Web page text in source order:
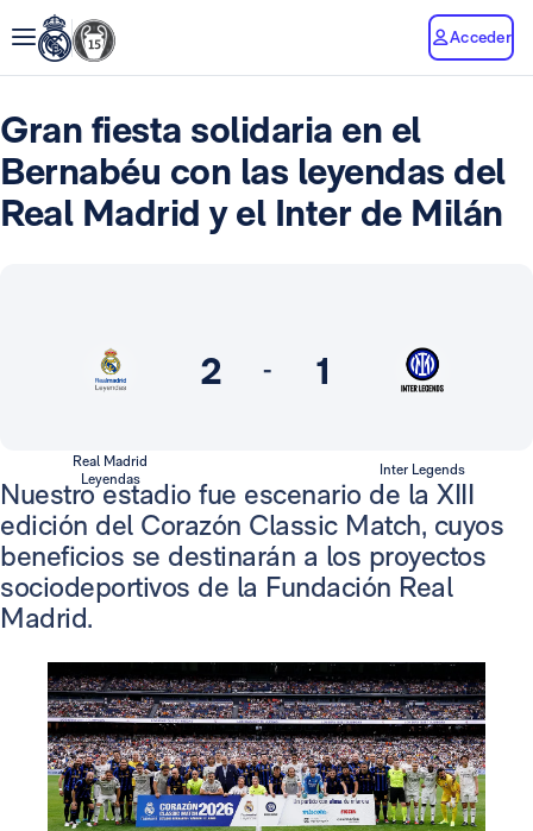
Acceder
Gran fiesta solidaria en el
Bernabéu con las leyendas del
Real Madrid y el Inter de Milán
2 - 1
Real Madrid
Leyendas
Inter Legends
Nuestro estadio fue escenario de la XIII
edición del Corazón Classic Match, cuyos
beneficios se destinarán a los proyectos
sociodeportivos de la Fundación Real
Madrid.